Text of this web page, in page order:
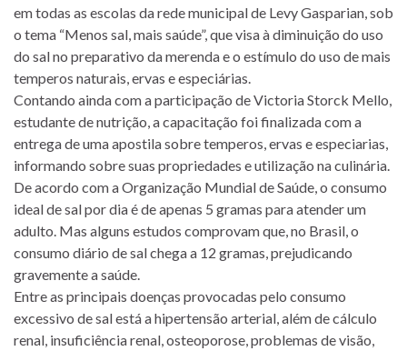
em todas as escolas da rede municipal de Levy Gasparian, sob
o tema “Menos sal, mais saúde”, que visa à diminuição do uso
do sal no preparativo da merenda e o estímulo do uso de mais
temperos naturais, ervas e especiárias.
Contando ainda com a participação de Victoria Storck Mello,
estudante de nutrição, a capacitação foi finalizada com a
entrega de uma apostila sobre temperos, ervas e especiarias,
informando sobre suas propriedades e utilização na culinária.
De acordo com a Organização Mundial de Saúde, o consumo
ideal de sal por dia é de apenas 5 gramas para atender um
adulto. Mas alguns estudos comprovam que, no Brasil, o
consumo diário de sal chega a 12 gramas, prejudicando
gravemente a saúde.
Entre as principais doenças provocadas pelo consumo
excessivo de sal está a hipertensão arterial, além de cálculo
renal, insuficiência renal, osteoporose, problemas de visão,